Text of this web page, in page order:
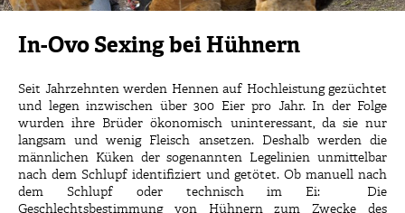
In-Ovo Sexing bei Hühnern
Seit Jahrzehnten werden Hennen auf Hochleistung gezüchtet
und legen inzwischen über 300 Eier pro Jahr. In der Folge
wurden ihre Brüder ökonomisch uninteressant, da sie nur
langsam und wenig Fleisch ansetzen. Deshalb werden die
männlichen Küken der sogenannten Legelinien unmittelbar
nach dem Schlupf identifiziert und getötet. Ob manuell nach
dem Schlupf oder technisch im Ei: Die
Geschlechtsbestimmung von Hühnern zum Zwecke des